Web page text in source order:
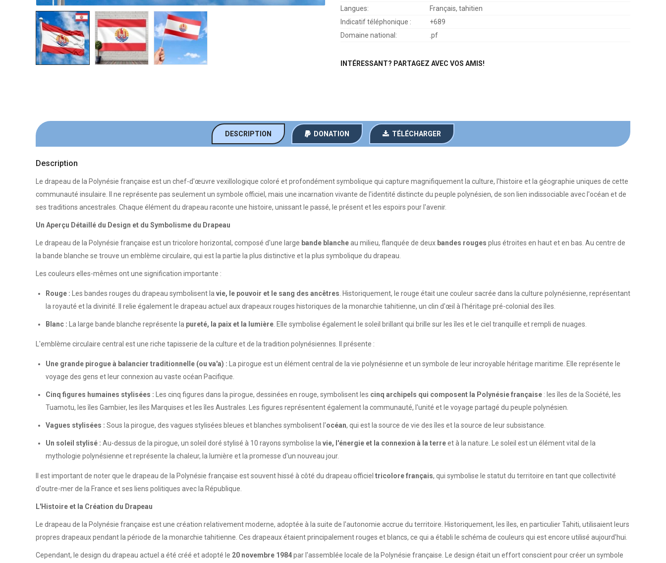
Langues:
Français, tahitien
Indicatif téléphonique :
+689
Domaine national:
.pf
INTÉRESSANT? PARTAGEZ AVEC VOS AMIS!
DESCRIPTION DONATION TÉLÉCHARGER
Description
Le drapeau de la Polynésie française est un chef-d'œuvre vexillologique coloré et profondément symbolique qui capture magnifiquement la culture, l'histoire et la géographie uniques de cette
communauté insulaire. Il ne représente pas seulement un symbole officiel, mais une incarnation vivante de l'identité distincte du peuple polynésien, de son lien indissociable avec l'océan et de
ses traditions ancestrales. Chaque élément du drapeau raconte une histoire, unissant le passé, le présent et les espoirs pour l'avenir.
Un Aperçu Détaillé du Design et du Symbolisme du Drapeau
Le drapeau de la Polynésie française est un tricolore horizontal, composé d'une large bande blancheau milieu, flanquée de deux bandes rouges plus étroites en haut et en bas. Au centre de
la bande blanche se trouve un emblème circulaire, qui est la partie la plus distinctive et la plus symbolique du drapeau.
Les couleurs elles-mêmes ont une signification importante :
Rouge : Les bandes rouges du drapeau symbolisent la vie, le pouvoir et le sang des ancêtres . Historiquement, le rouge était une couleur sacrée dans la culture polynésienne, représentant
la royauté et la divinité. Il relie également le drapeau actuel aux drapeaux rouges historiques de la monarchie tahitienne, un clin d'œil à l'héritage pré-colonial des îles.
Blanc : La large bande blanche représente la pureté, la paix et la lumière . Elle symbolise également le soleil brillant qui brille sur les îles et le ciel tranquille et rempli de nuages.
L'emblème circulaire central est une riche tapisserie de la culture et de la tradition polynésiennes. Il présente :
Une grande pirogue à balancier traditionnelle (ou va'a) : La pirogue est un élément central de la vie polynésienne et un symbole de leur incroyable héritage maritime. Elle représente le
voyage des gens et leur connexion au vaste océan Pacifique.
Cinq figures humaines stylisées : Les cinq figures dans la pirogue, dessinées en rouge, symbolisent les cinq archipels qui composent la Polynésie française : les îles de la Société, les
Tuamotu, les îles Gambier, les îles Marquises et les îles Australes. Les figures représentent également la communauté, l'unité et le voyage partagé du peuple polynésien.
Vagues stylisées : Sous la pirogue, des vagues stylisées bleues et blanches symbolisent l'océan, qui est la source de vie des îles et la source de leur subsistance.
Un soleil stylisé : Au-dessus de la pirogue, un soleil doré stylisé à 10 rayons symbolise la vie, l'énergie et la connexion à la terreet à la nature. Le soleil est un élément vital de la
mythologie polynésienne et représente la chaleur, la lumière et la promesse d'un nouveau jour.
Il est important de noter que le drapeau de la Polynésie française est souvent hissé à côté du drapeau officiel tricolore français, qui symbolise le statut du territoire en tant que collectivité
d'outre-mer de la France et ses liens politiques avec la République.
L'Histoire et la Création du Drapeau
Le drapeau de la Polynésie française est une création relativement moderne, adoptée à la suite de l'autonomie accrue du territoire. Historiquement, les îles, en particulier Tahiti, utilisaient leurs
propres drapeaux pendant la période de la monarchie tahitienne. Ces drapeaux étaient principalement rouges et blancs, ce qui a établi le schéma de couleurs qui est encore utilisé aujourd'hui.
Cependant, le design du drapeau actuel a été créé et adopté le 20 novembre 1984par l'assemblée locale de la Polynésie française. Le design était un effort conscient pour créer un symbole